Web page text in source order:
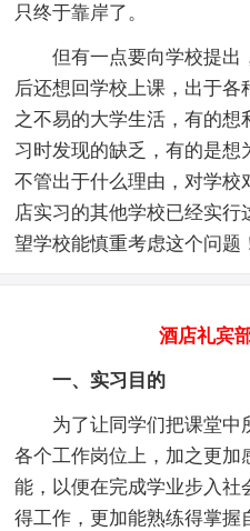
只终于靠岸了。
但有一点要向学校提出
后还想回学校上课，出于
之不易的大学生活，有的
习时发现的缺乏，有的是想
不管出于什么理由，对学
店实习的其他学校已经实
望学校能慎重考虑这个问题
酒店礼宾
一、实习目的
为了让同学们把课堂中
各个工作岗位上，加之更加
能，以便在完成学业步入
得工作，更加能熟练得掌握